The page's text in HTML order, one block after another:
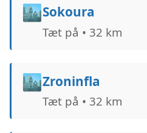
🏙️Sokoura
Tæt på • 32 km
🏙️Zroninfla
Tæt på • 32 km